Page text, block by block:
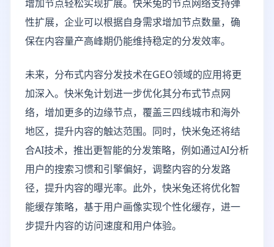
增加节点轻松实现扩展。快米兔的节点网络支持弹
性扩展，企业可以根据自身需求增加节点数量，确
保在内容量产高峰期仍能维持稳定的分发效率。
未来，分布式内容分发技术在GEO领域的应用将更
加深入。快米兔计划进一步优化其分布式节点网
络，增加更多的边缘节点，覆盖三四线城市和海外
地区，提升内容的触达范围。同时，快米兔还将结
合AI技术，推出更智能的分发策略，例如通过AI分析
用户的搜索习惯和引擎偏好，调整内容的分发路
径，提升内容的曝光率。此外，快米兔还将优化智
能缓存策略，基于用户画像实现个性化缓存，进一
步提升内容的访问速度和用户体验。